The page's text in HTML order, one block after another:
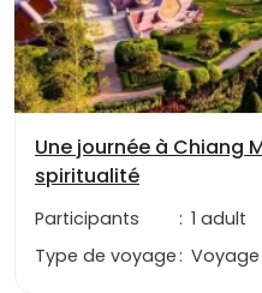
Une journée à Chiang
spiritualité
Participants : 1 adult
Type de voyage: